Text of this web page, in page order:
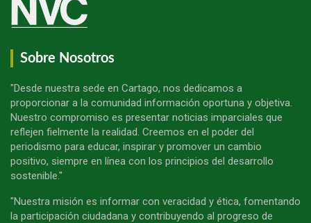
Sobre Nosotros
"Desde nuestra sede en Cartago, nos dedicamos a
proporcionar a la comunidad información oportuna y objetiva.
Nuestro compromiso es presentar noticias imparciales que
reflejen fielmente la realidad. Creemos en el poder del
periodismo para educar, inspirar y promover un cambio
positivo, siempre en línea con los principios del desarrollo
sostenible."
"Nuestra misión es informar con veracidad y ética, fomentando
la participación ciudadana y contribuyendo al progreso de